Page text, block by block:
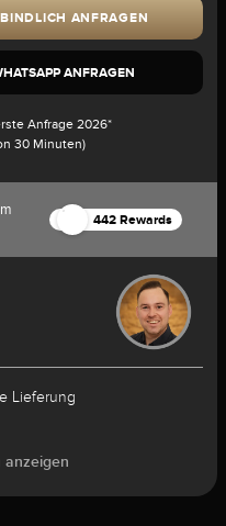
ANFRAGEN
ANFRAGEN
Anfrage 2026*
30 Minuten)
442 Rewards
Lieferung
anzeigen